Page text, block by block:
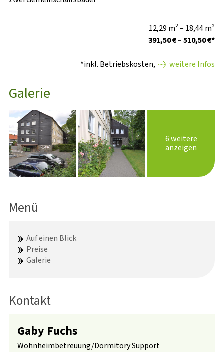
12,29 m² – 18,44 m²
391,50 € – 510,50 €*
*inkl. Betriebskosten, weitere Infos
Galerie
6 weitere
anzeigen
Menü
Auf einen Blick
Preise
Galerie
Kontakt
Gaby Fuchs
Wohnheimbetreuung/Dormitory Support